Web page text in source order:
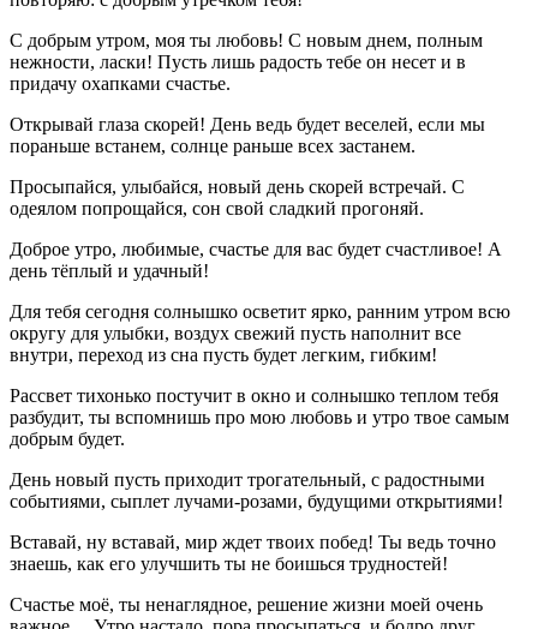
С добрым утром, моя ты любовь! С новым днем, полным
нежности, ласки! Пусть лишь радость тебе он несет и в
придачу охапками счастье.
Открывай глаза скорей! День ведь будет веселей, если мы
пораньше встанем, солнце раньше всех застанем.
Просыпайся, улыбайся, новый день скорей встречай. С
одеялом попрощайся, сон свой сладкий прогоняй.
Доброе утро, любимые, счастье для вас будет счастливое! А
день тёплый и удачный!
Для тебя сегодня солнышко осветит ярко, ранним утром всю
округу для улыбки, воздух свежий пусть наполнит все
внутри, переход из сна пусть будет легким, гибким!
Рассвет тихонько постучит в окно и солнышко теплом тебя
разбудит, ты вспомнишь про мою любовь и утро твое самым
добрым будет.
День новый пусть приходит трогательный, с радостными
событиями, сыплет лучами-розами, будущими открытиями!
Вставай, ну вставай, мир ждет твоих побед! Ты ведь точно
знаешь, как его улучшить ты не боишься трудностей!
Счастье моё, ты ненаглядное, решение жизни моей очень